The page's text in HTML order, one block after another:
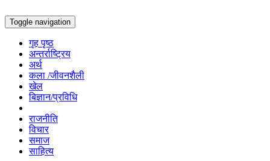
Toggle navigation
गृह पृष्ठ
अन्तर्राष्ट्रिय
अर्थ
कला /जीवनशैली
खेल
बिज्ञान/प्रविधि
राजनीति
विचार
समाज
साहित्य